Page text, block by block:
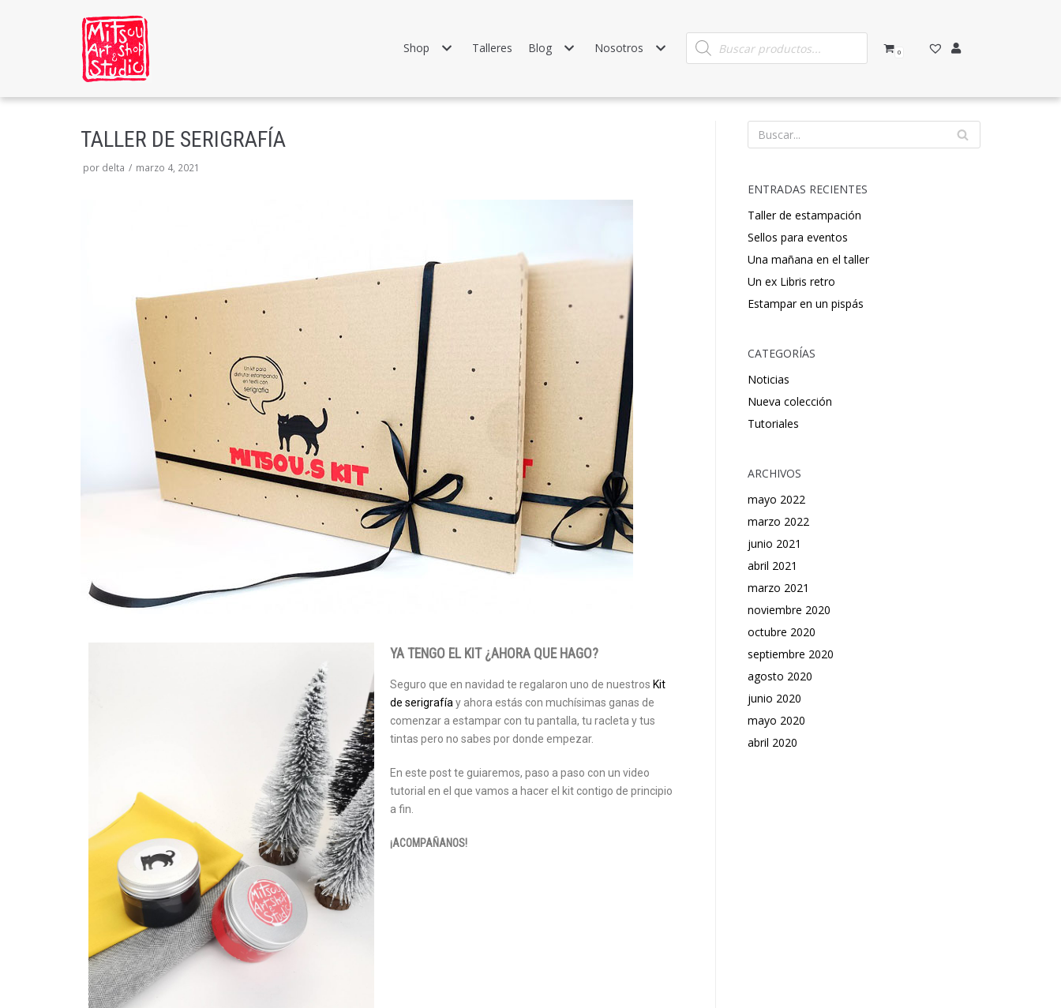
Shop Talleres Blog Nosotros 0
TALLER DE SERIGRAFÍA
por delta marzo 4, 2021
YA TENGO EL KIT ¿AHORA QUE HAGO?
Seguro que en navidad te regalaron uno de nuestros Kit
de serigrafía y ahora estás con muchísimas ganas de
comenzar a estampar con tu pantalla, tu racleta y tus
tintas pero no sabes por donde empezar.
En este post te guiaremos, paso a paso con un video
tutorial en el que vamos a hacer el kit contigo de principio
a fin.
¡ACOMPAÑANOS!
ENTRADAS RECIENTES
Taller de estampación
Sellos para eventos
Una mañana en el taller
Un ex Libris retro
Estampar en un pispás
CATEGORÍAS
Noticias
Nueva colección
Tutoriales
ARCHIVOS
mayo 2022
marzo 2022
junio 2021
abril 2021
marzo 2021
noviembre 2020
octubre 2020
septiembre 2020
agosto 2020
junio 2020
mayo 2020
abril 2020